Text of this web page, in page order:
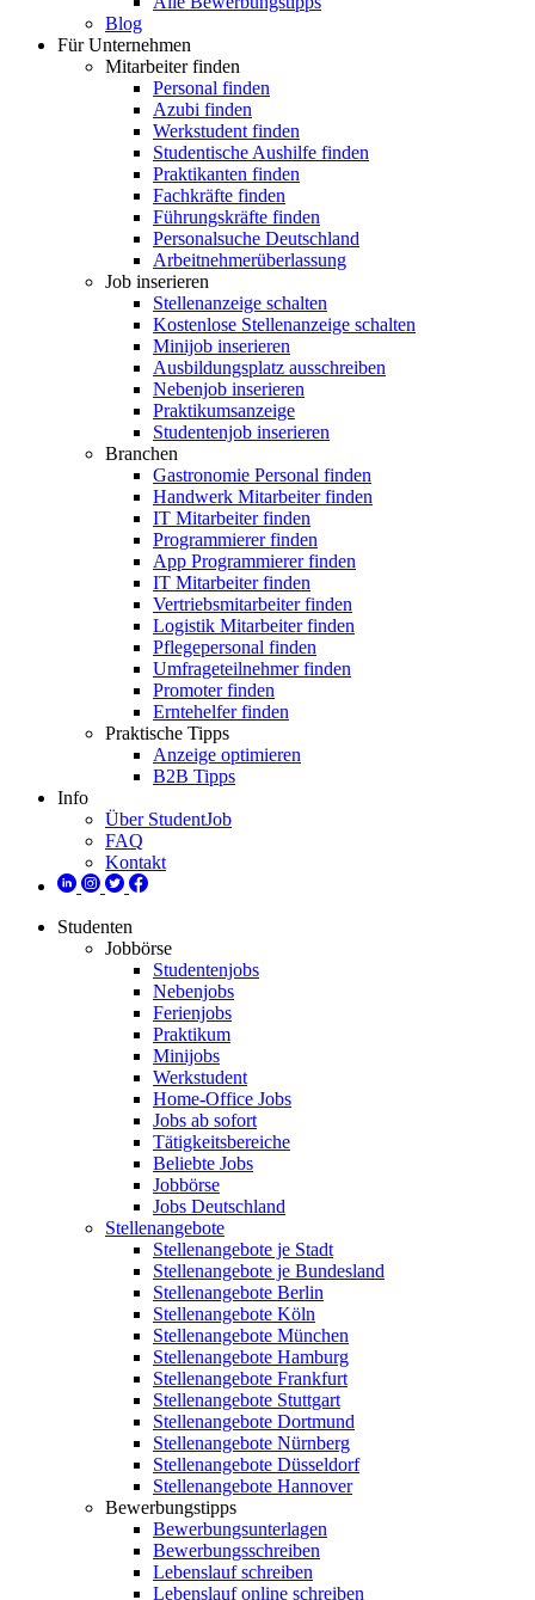
Blog
Für Unternehmen
Mitarbeiter finden
Personal finden
Azubi finden
Werkstudent finden
Studentische Aushilfe finden
Praktikanten finden
Fachkräfte finden
Führungskräfte finden
Personalsuche Deutschland
Arbeitnehmerüberlassung
Job inserieren
Stellenanzeige schalten
Kostenlose Stellenanzeige schalten
Minijob inserieren
Ausbildungsplatz ausschreiben
Nebenjob inserieren
Praktikumsanzeige
Studentenjob inserieren
Branchen
Gastronomie Personal finden
Handwerk Mitarbeiter finden
IT Mitarbeiter finden
Programmierer finden
App Programmierer finden
IT Mitarbeiter finden
Vertriebsmitarbeiter finden
Logistik Mitarbeiter finden
Pflegepersonal finden
Umfrageteilnehmer finden
Promoter finden
Erntehelfer finden
Praktische Tipps
Anzeige optimieren
B2B Tipps
Info
Über StudentJob
FAQ
Kontakt
Studenten
Jobbörse
Studentenjobs
Nebenjobs
Ferienjobs
Praktikum
Minijobs
Werkstudent
Home-Office Jobs
Jobs ab sofort
Tätigkeitsbereiche
Beliebte Jobs
Jobbörse
Jobs Deutschland
Stellenangebote
Stellenangebote je Stadt
Stellenangebote je Bundesland
Stellenangebote Berlin
Stellenangebote Köln
Stellenangebote München
Stellenangebote Hamburg
Stellenangebote Frankfurt
Stellenangebote Stuttgart
Stellenangebote Dortmund
Stellenangebote Nürnberg
Stellenangebote Düsseldorf
Stellenangebote Hannover
Bewerbungstipps
Bewerbungsunterlagen
Bewerbungsschreiben
Lebenslauf schreiben
Lebenslauf online schreiben